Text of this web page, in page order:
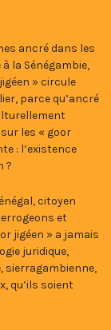
ancré dans les
la Sénégambie,
» circule
parce qu’ancré
les « goor
: l’existence
?
citoyen
et
jigéen » a jamais
juridique,
sierragambienne,
qu’ils soient